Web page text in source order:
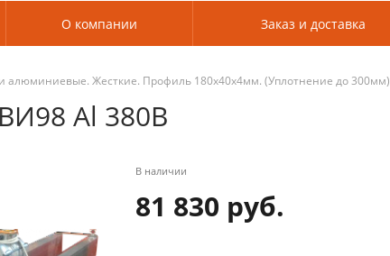
О компании Заказ и доставка
алюминиевые. Жесткие. Профиль 180х40х4мм. (Уплотнение до 300мм)
Al 380В
В наличии
81 830 руб.